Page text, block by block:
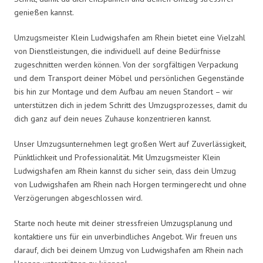
genießen kannst.
Umzugsmeister Klein Ludwigshafen am Rhein bietet eine Vielzahl
von Dienstleistungen, die individuell auf deine Bedürfnisse
zugeschnitten werden können. Von der sorgfältigen Verpackung
und dem Transport deiner Möbel und persönlichen Gegenstände
bis hin zur Montage und dem Aufbau am neuen Standort – wir
unterstützen dich in jedem Schritt des Umzugsprozesses, damit du
dich ganz auf dein neues Zuhause konzentrieren kannst.
Unser Umzugsunternehmen legt großen Wert auf Zuverlässigkeit,
Pünktlichkeit und Professionalität. Mit Umzugsmeister Klein
Ludwigshafen am Rhein kannst du sicher sein, dass dein Umzug
von Ludwigshafen am Rhein nach Horgen termingerecht und ohne
Verzögerungen abgeschlossen wird.
Starte noch heute mit deiner stressfreien Umzugsplanung und
kontaktiere uns für ein unverbindliches Angebot. Wir freuen uns
darauf, dich bei deinem Umzug von Ludwigshafen am Rhein nach